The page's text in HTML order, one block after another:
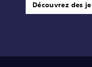
Découvrez des